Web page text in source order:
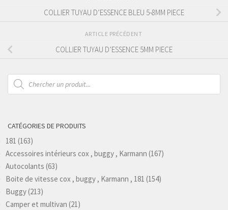
COLLIER TUYAU D’ESSENCE BLEU 5-8MM PIECE
ARTICLE PRÉCÉDENT
COLLIER TUYAU D’ESSENCE 5MM PIECE
Recherche
de
produits
CATÉGORIES DE PRODUITS
181 (163)
Accessoires intérieurs cox , buggy , Karmann (167)
Autocolants (63)
Boite de vitesse cox , buggy , Karmann , 181 (154)
Buggy(213)
Camper et multivan (21)